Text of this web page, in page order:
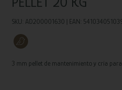
SKU: AD200001630 | EAN:
3 mm pellet de mantenimiento y cría